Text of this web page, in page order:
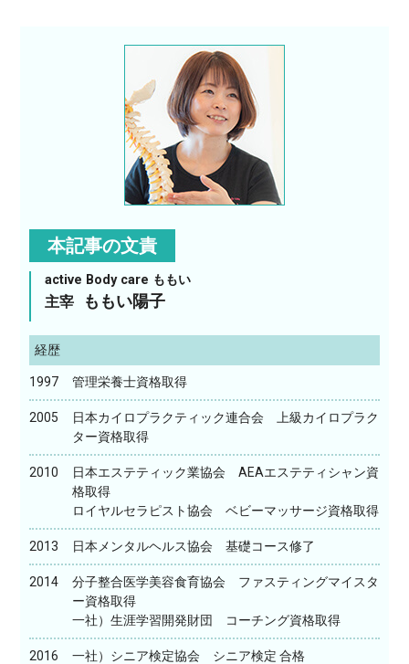
本記事の文責
active Body care ももい
主宰 ももい陽子
経歴
1997 管理栄養士資格取得
2005
日本カイロプラクティック連合会 上級カイロプラク
ター資格取得
2010
日本エステティック業協会 AEAエステティシャン資
格取得
ロイヤルセラピスト協会 ベビーマッサージ資格取得
2013 日本メンタルヘルス協会 基礎コース修了
2014
分子整合医学美容食育協会 ファスティングマイスタ
ー資格取得
一社）生涯学習開発財団 コーチング資格取得
2016 一社）シニア検定協会 シニア検定 合格